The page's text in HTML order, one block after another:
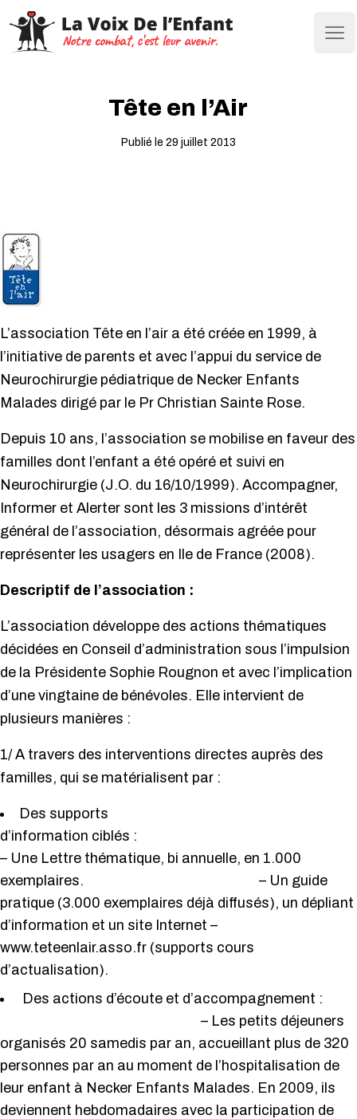
Tête en l’Air
Publié le 29 juillet 2013
L’association Tête en l’air a été créée en 1999, à
l’initiative de parents et avec l’appui du service de
Neurochirurgie pédiatrique de Necker Enfants
Malades dirigé par le Pr Christian Sainte Rose.
Depuis 10 ans, l’association se mobilise en faveur des
familles dont l’enfant a été opéré et suivi en
Neurochirurgie (J.O. du 16/10/1999). Accompagner,
Informer et Alerter sont les 3 missions d’intérêt
général de l’association, désormais agréée pour
représenter les usagers en Ile de France (2008).
Descriptif de l’association :
L’association développe des actions thématiques
décidées en Conseil d’administration sous l’impulsion
de la Présidente Sophie Rougnon et avec l’implication
d’une vingtaine de bénévoles. Elle intervient de
plusieurs manières :
1/ A travers des interventions directes auprès des
familles, qui se matérialisent par :
Des supports
d’information
– Une Lettre thématique, bi annuelle, en 1.000
exemplaires. – Un guide
pratique (3.000 exemplaires déjà diffusés), un dépliant
d’information et un site Internet –
www.teteenlair.asso.fr (supports cours
d’actualisation).
Des actions d’écoute et d’accompagnement :
– Les petits déjeuners
organisés 20 samedis par an, accueillant plus de 320
personnes par an au moment de l’hospitalisation de
leur enfant à Necker Enfants Malades. En 2009, ils
deviennent hebdomadaires avec la participation de